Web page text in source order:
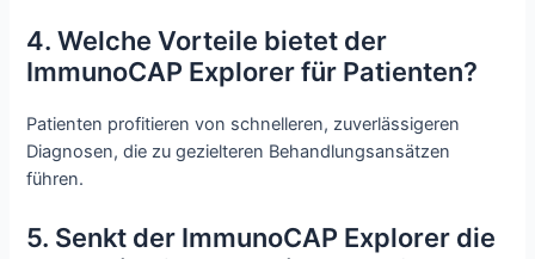
4. Welche Vorteile bietet der
ImmunoCAP Explorer für Patienten?
Patienten profitieren von schnelleren, zuverlässigeren
Diagnosen, die zu gezielteren Behandlungsansätzen
führen.
5. Senkt der ImmunoCAP Explorer die